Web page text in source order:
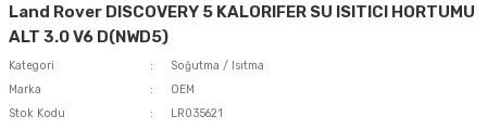
Land Rover DISCOVERY 5 KALORIFER SU ISITICI HORTUMU
ALT 3.0 V6 D(NWD5)
Kategori
Soğutma / Isıtma
Marka
OEM
Stok Kodu
LR035621